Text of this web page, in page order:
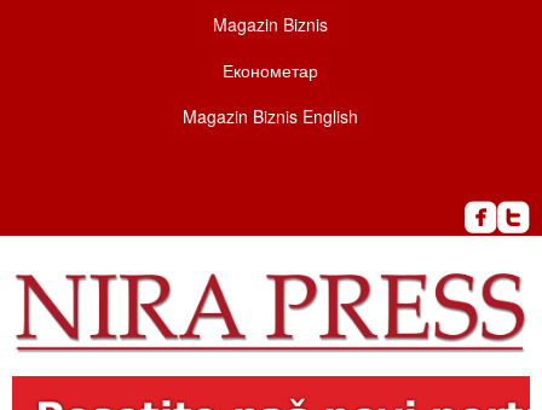
Magazin Biznis
Економетар
Magazin Biznis English